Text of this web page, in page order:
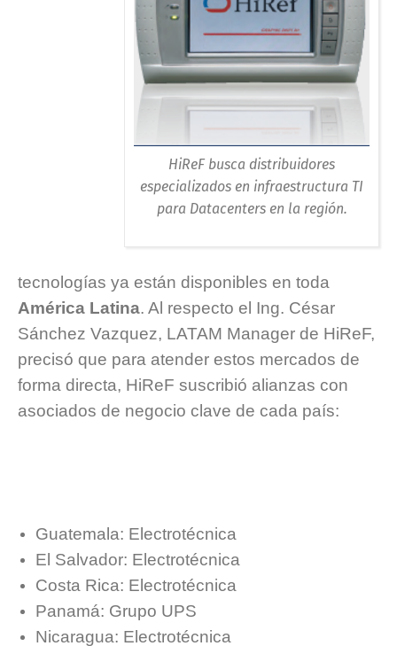
HiReF busca distribuidores
especializados en infraestructura TI
para Datacenters en la región.
tecnologías ya están disponibles en toda
América Latina. Al respecto el Ing. César
Sánchez Vazquez, LATAM Manager de HiReF,
precisó que para atender estos mercados de
forma directa, HiReF suscribió alianzas con
asociados de negocio clave de cada país:
Guatemala: Electrotécnica
El Salvador: Electrotécnica
Costa Rica: Electrotécnica
Panamá: Grupo UPS
Nicaragua: Electrotécnica